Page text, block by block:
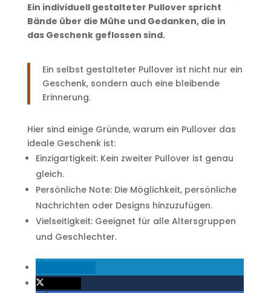
Ein individuell gestalteter Pullover spricht
Bände über die Mühe und Gedanken, die in
das Geschenk geflossen sind.
Ein selbst gestalteter Pullover ist nicht nur ein
Geschenk, sondern auch eine bleibende
Erinnerung.
Hier sind einige Gründe, warum ein Pullover das
ideale Geschenk ist:
Einzigartigkeit: Kein zweiter Pullover ist genau
gleich.
Persönliche Note: Die Möglichkeit, persönliche
Nachrichten oder Designs hinzuzufügen.
Vielseitigkeit: Geeignet für alle Altersgruppen
und Geschlechter.